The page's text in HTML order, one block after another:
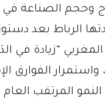
وحجم الصناعة
الرباط بعد دستور
الفوارق
المرتقب